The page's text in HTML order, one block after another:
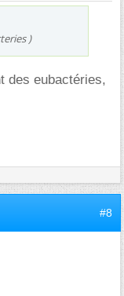
)
des eubactéries,
#8